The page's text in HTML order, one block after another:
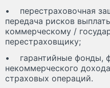
• перестраховочная
передача рисков
коммерческому /
перестраховщику;
• гарантийные фонды,
некоммерческого
страховых операций.